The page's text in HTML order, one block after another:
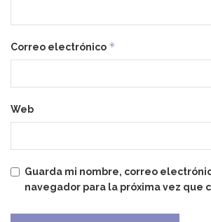
Correo electrónico *
Web
Guarda mi nombre, correo
navegador para la próxima vez que